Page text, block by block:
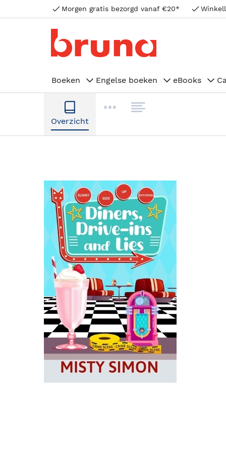
Morgen gratis bezorgd vanaf €20*
Boeken Engelse boeken eBooks
Overzicht